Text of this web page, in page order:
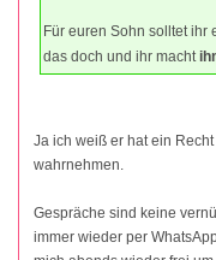
Für euren Sohn solltet ihr
das doch und ihr macht
Ja ich weiß er hat ein
wahrnehmen.
Gespräche sind keine
immer wieder per